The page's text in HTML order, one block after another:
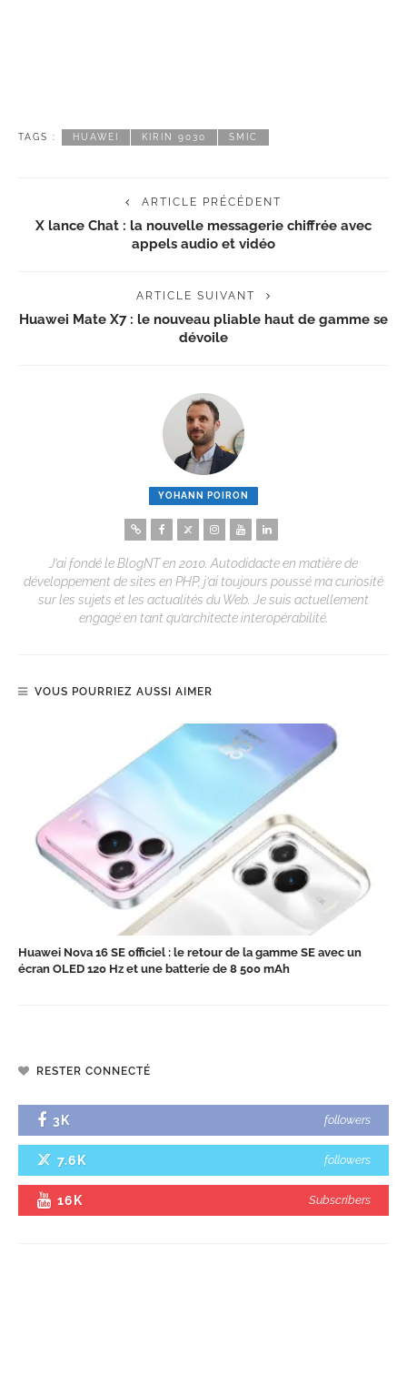
TAGS : HUAWEI KIRIN 9030 SMIC
ARTICLE PRÉCÉDENT
X lance Chat : la nouvelle messagerie chiffrée avec
appels audio et vidéo
ARTICLE SUIVANT
Huawei Mate X7 : le nouveau pliable haut de gamme se
dévoile
YOHANN POIRON
J’ai fondé le BlogNT en 2010. Autodidacte en matière de
développement de sites en PHP, j’ai toujours poussé ma curiosité
sur les sujets et les actualités du Web. Je suis actuellement
engagé en tant qu’architecte interopérabilité.
VOUS POURRIEZ AUSSI AIMER
Huawei Nova 16 SE officiel : le retour de la gamme SE avec un
écran OLED 120 Hz et une batterie de 8 500 mAh
RESTER CONNECTÉ
3K followers
7.6K followers
16K Subscribers